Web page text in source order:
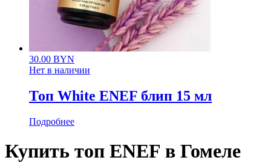
30.00 BYN
Нет в наличии
Топ White ENEF блип 15 мл
Подробнее
Купить топ ENEF в Гомеле